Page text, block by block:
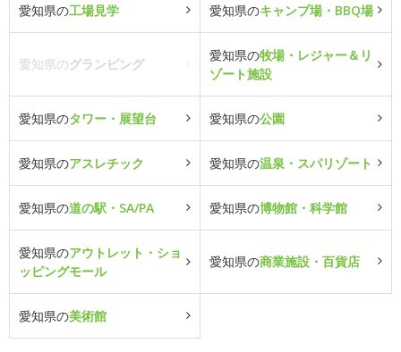
愛知県の工場見学 愛知県のキャンプ場・BBQ場
愛知県のグランピング
愛知県の牧場・レジャー＆リ
ゾート施設
愛知県のタワー・展望台 愛知県の公園
愛知県のアスレチック 愛知県の温泉・スパリゾート
愛知県の道の駅・SA/PA 愛知県の博物館・科学館
愛知県のアウトレット・ショ
ッピングモール
愛知県の商業施設・百貨店
愛知県の美術館